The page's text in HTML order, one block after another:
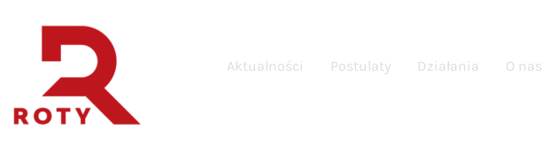
Aktualności Postulaty Działania O nas